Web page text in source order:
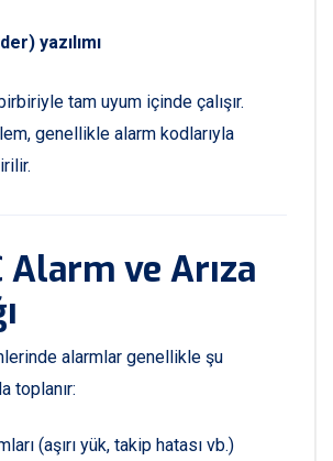
yazılımı
tam uyum içinde çalışır.
genellikle alarm kodlarıyla
Alarm ve Arıza
alarmlar genellikle şu
toplanır:
(aşırı yük, takip hatası vb.)